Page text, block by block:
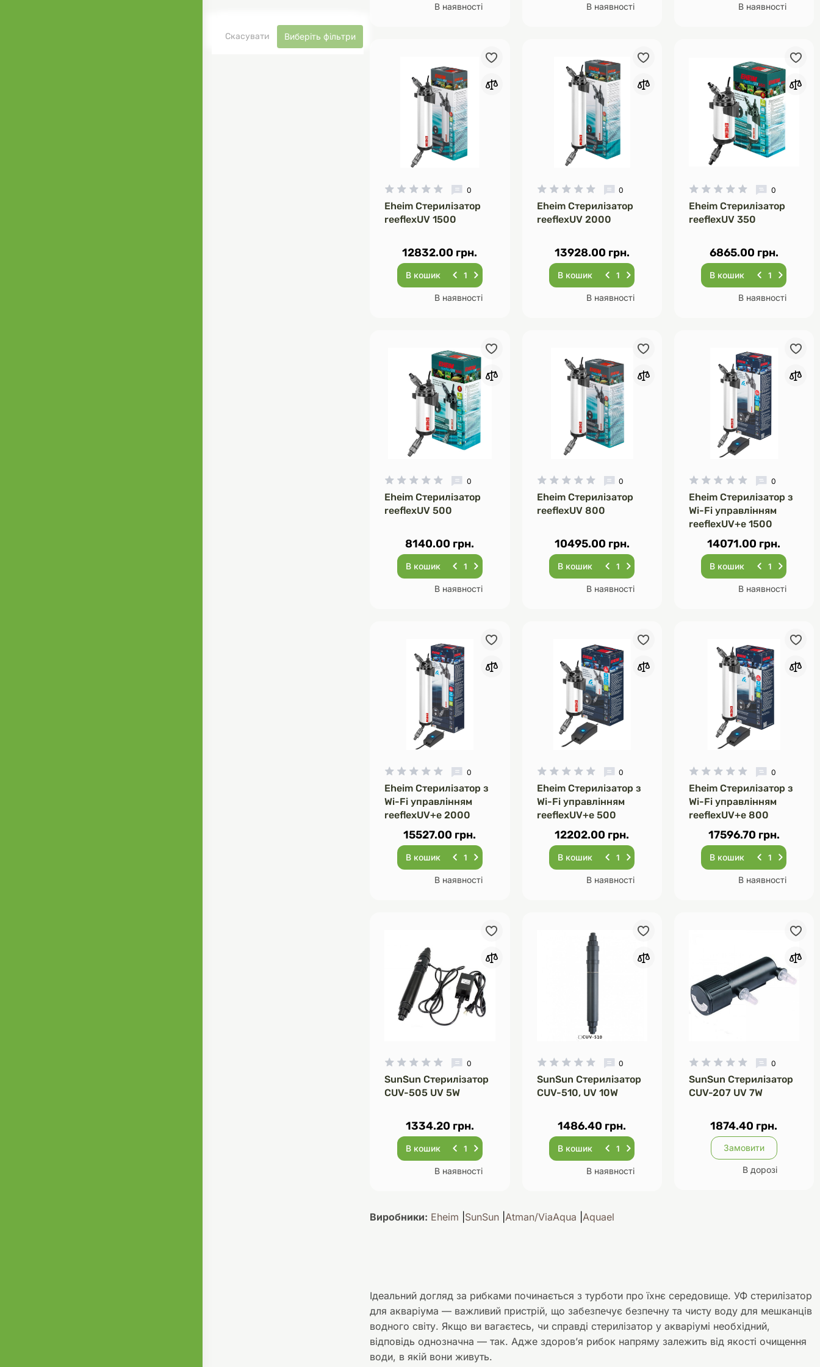
Скасувати Виберіть фільтри
В наявності В наявності В наявності
0
Eheim Стерилізатор
reeflexUV 1500
12832.00 грн.
В кошик
В наявності
0
Eheim Стерилізатор
reeflexUV 2000
13928.00 грн.
В кошик
В наявності
0
Eheim Стерилізатор
reeflexUV 350
6865.00 грн.
В кошик
В наявності
0
Eheim Стерилізатор
reeflexUV 500
8140.00 грн.
В кошик
В наявності
0
Eheim Стерилізатор
reeflexUV 800
10495.00 грн.
В кошик
В наявності
0
Eheim Стерилізатор з
Wi-Fi управлінням
reeflexUV+e 1500
14071.00 грн.
В кошик
В наявності
0
Eheim Стерилізатор з
Wi-Fi управлінням
reeflexUV+e 2000
15527.00 грн.
В кошик
В наявності
0
Eheim Стерилізатор з
Wi-Fi управлінням
reeflexUV+e 500
12202.00 грн.
В кошик
В наявності
0
Eheim Стерилізатор з
Wi-Fi управлінням
reeflexUV+e 800
17596.70 грн.
В кошик
В наявності
0
SunSun Стерилізатор
CUV-505 UV 5W
1334.20 грн.
В кошик
В наявності
0
SunSun Стерилізатор
CUV-510, UV 10W
1486.40 грн.
В кошик
В наявності
0
SunSun Стерилізатор
CUV-207 UV 7W
1874.40 грн.
Замовити
В дорозі
Виробники: Eheim SunSun Atman/ViaAqua Aquael
Ідеальний догляд за рибками починається з турботи про їхнє середовище. УФ стерилізатор
для акваріума — важливий пристрій, що забезпечує безпечну та чисту воду для мешканців
водного світу. Якщо ви вагаєтесь, чи справді стерилізатор у акваріумі необхідний,
відповідь однозначна — так. Адже здоров’я рибок напряму залежить від якості очищення
води, в якій вони живуть.